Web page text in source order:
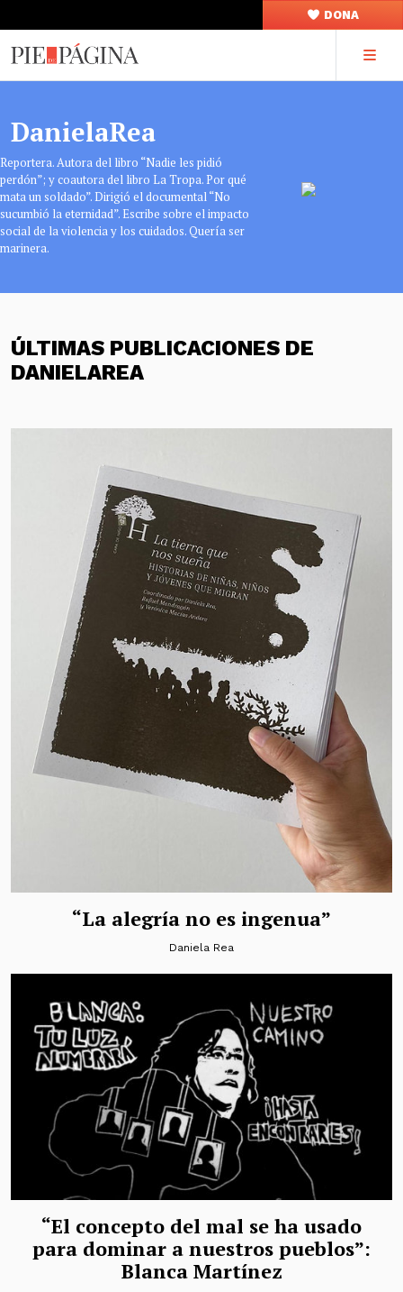
DONA
DanielaRea
Reportera. Autora del libro “Nadie les pidió
perdón”; y coautora del libro La Tropa. Por qué
mata un soldado”. Dirigió el documental “No
sucumbió la eternidad”. Escribe sobre el impacto
social de la violencia y los cuidados. Quería ser
marinera.
ÚLTIMAS PUBLICACIONES DE
DANIELAREA
“La alegría no es ingenua”
Daniela Rea
“El concepto del mal se ha usado
para dominar a nuestros pueblos”:
Blanca Martínez